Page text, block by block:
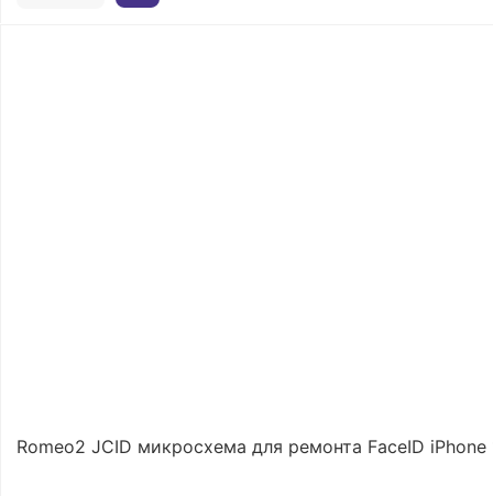
Romeo2 JCID микросхема для ремонта FaceID